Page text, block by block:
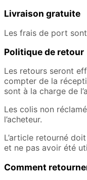
Livraison gratuite
Les frais de port
Politique de retour
Les retours seront
compter de la
sont à la charge de
Les colis non
l’acheteur.
L’article retourné
et ne pas avoir été
Comment